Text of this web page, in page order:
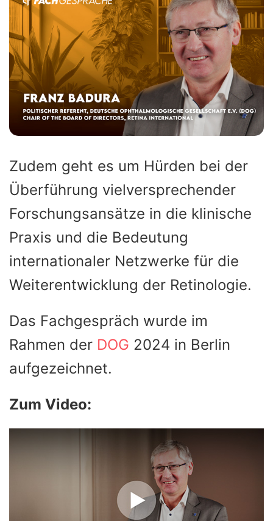
Zudem geht es um Hürden bei der
Überführung vielversprechender
Forschungsansätze in die klinische
Praxis und die Bedeutung
internationaler Netzwerke für die
Weiterentwicklung der Retinologie.
Das Fachgespräch wurde im
Rahmen der DOG 2024 in Berlin
aufgezeichnet.
Zum Video: